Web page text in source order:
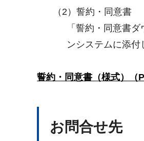
（2）誓約・同意書
「誓約・同意書
ンシステムに添付
誓約・同意書（様式）（
お問合せ先